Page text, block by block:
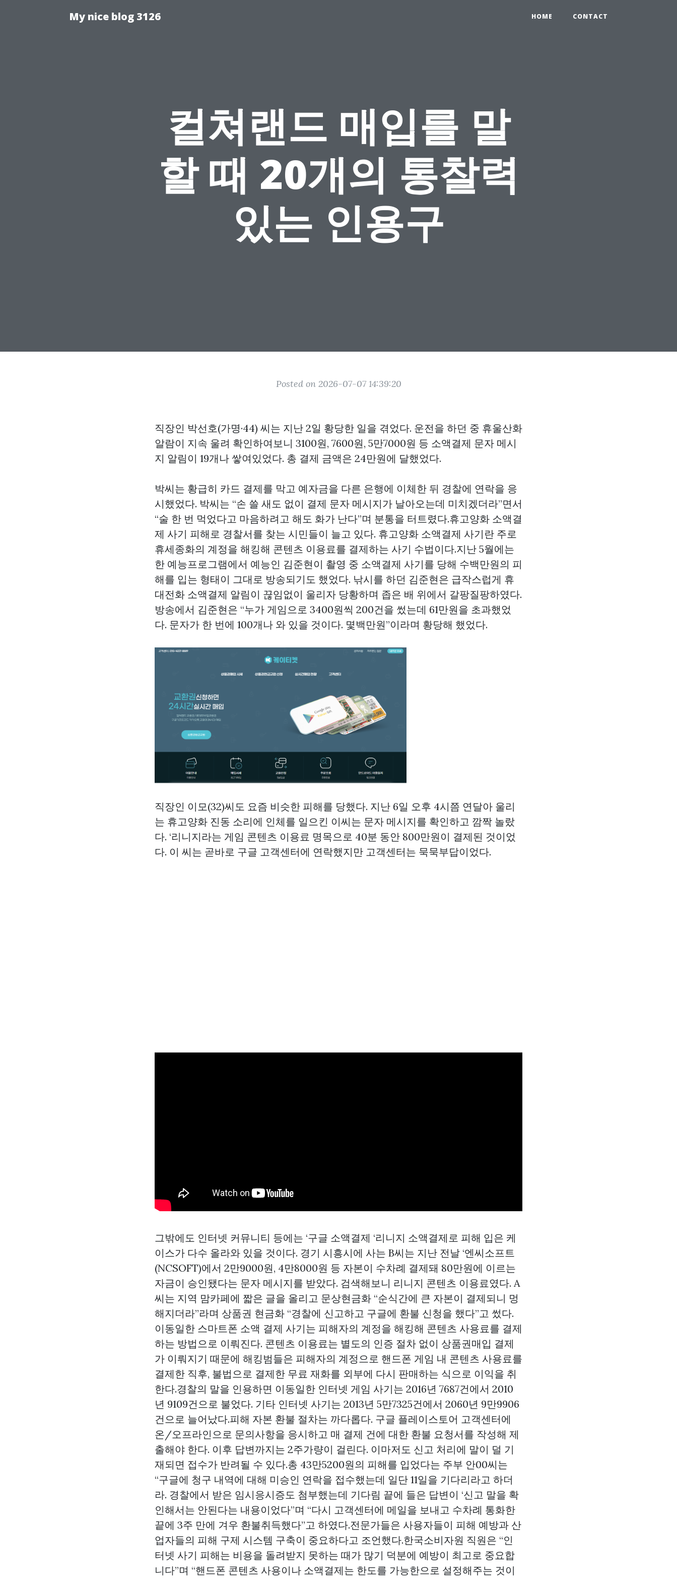
My nice blog 3126 HOME CONTACT
컬쳐랜드 매입를 말
할 때 20개의 통찰력
있는 인용구
Posted on 2026-07-07 14:39:20
직장인 박선호(가명·44) 씨는 지난 2일 황당한 일을 겪었다. 운전을 하던 중 휴울산화
알람이 지속 울려 확인하여보니 3100원, 7600원, 5만7000원 등 소액결제 문자 메시
지 알림이 19개나 쌓여있었다. 총 결제 금액은 24만원에 달했었다.
박씨는 황급히 카드 결제를 막고 예자금을 다른 은행에 이체한 뒤 경찰에 연락을 응
시했었다. 박씨는 “손 쓸 새도 없이 결제 문자 메시지가 날아오는데 미치겠더라”면서
“술 한 번 먹었다고 마음하려고 해도 화가 난다”며 분통을 터트렸다.휴고양화 소액결
제 사기 피해로 경찰서를 찾는 시민들이 늘고 있다. 휴고양화 소액결제 사기란 주로
휴세종화의 계정을 해킹해 콘텐츠 이용료를 결제하는 사기 수법이다.지난 5월에는
한 예능프로그램에서 예능인 김준현이 촬영 중 소액결제 사기를 당해 수백만원의 피
해를 입는 형태이 그대로 방송되기도 했었다. 낚시를 하던 김준현은 급작스럽게 휴
대전화 소액결제 알림이 끊임없이 울리자 당황하며 좁은 배 위에서 갈팡질팡하였다.
방송에서 김준현은 “누가 게임으로 3400원씩 200건을 썼는데 61만원을 초과했었
다. 문자가 한 번에 100개나 와 있을 것이다. 몇백만원”이라며 황당해 했었다.
직장인 이모(32)씨도 요즘 비슷한 피해를 당했다. 지난 6일 오후 4시쯤 연달아 울리
는 휴고양화 진동 소리에 인체를 일으킨 이씨는 문자 메시지를 확인하고 깜짝 놀랐
다. ‘리니지라는 게임 콘텐츠 이용료 명목으로 40분 동안 800만원이 결제된 것이었
다. 이 씨는 곧바로 구글 고객센터에 연락했지만 고객센터는 묵묵부답이었다.
그밖에도 인터넷 커뮤니티 등에는 ‘구글 소액결제 ‘리니지 소액결제로 피해 입은 케
이스가 다수 올라와 있을 것이다. 경기 시흥시에 사는 B씨는 지난 전날 ‘엔씨소프트
(NCSOFT)에서 2만9000원, 4만8000원 등 자본이 수차례 결제돼 80만원에 이르는
자금이 승인됐다는 문자 메시지를 받았다. 검색해보니 리니지 콘텐츠 이용료였다. A
씨는 지역 맘카페에 짧은 글을 올리고 문상현금화 “순식간에 큰 자본이 결제되니 멍
해지더라”라며 상품권 현금화 “경찰에 신고하고 구글에 환불 신청을 했다”고 썼다.
이동일한 스마트폰 소액 결제 사기는 피해자의 계정을 해킹해 콘텐츠 사용료를 결제
하는 방법으로 이뤄진다. 콘텐츠 이용료는 별도의 인증 절차 없이 상품권매입 결제
가 이뤄지기 때문에 해킹범들은 피해자의 계정으로 핸드폰 게임 내 콘텐츠 사용료를
결제한 직후, 불법으로 결제한 무료 재화를 외부에 다시 판매하는 식으로 이익을 취
한다.경찰의 말을 인용하면 이동일한 인터넷 게임 사기는 2016년 7687건에서 2010
년 9109건으로 불었다. 기타 인터넷 사기는 2013년 5만7325건에서 2060년 9만9906
건으로 늘어났다.피해 자본 환불 절차는 까다롭다. 구글 플레이스토어 고객센터에
온/오프라인으로 문의사항을 응시하고 매 결제 건에 대한 환불 요청서를 작성해 제
출해야 한다. 이후 답변까지는 2주가량이 걸린다. 이마저도 신고 처리에 말이 덜 기
재되면 접수가 반려될 수 있다.총 43만5200원의 피해를 입었다는 주부 안00씨는
“구글에 청구 내역에 대해 미승인 연락을 접수했는데 일단 11일을 기다리라고 하더
라. 경찰에서 받은 임시응시증도 첨부했는데 기다림 끝에 들은 답변이 ‘신고 말을 확
인해서는 안된다는 내용이었다”며 “다시 고객센터에 메일을 보내고 수차례 통화한
끝에 3주 만에 겨우 환불취득했다”고 하였다.전문가들은 사용자들이 피해 예방과 산
업자들의 피해 구제 시스템 구축이 중요하다고 조언했다.한국소비자원 직원은 “인
터넷 사기 피해는 비용을 돌려받지 못하는 때가 많기 덕분에 예방이 최고로 중요합
니다”며 “핸드폰 콘텐츠 사용이나 소액결제는 한도를 가능한으로 설정해주는 것이